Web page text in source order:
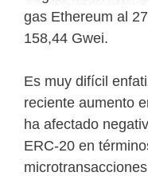
gas Ethereum al
158,44 Gwei.
Es muy difícil
reciente aumento
ha afectado
ERC-20 en